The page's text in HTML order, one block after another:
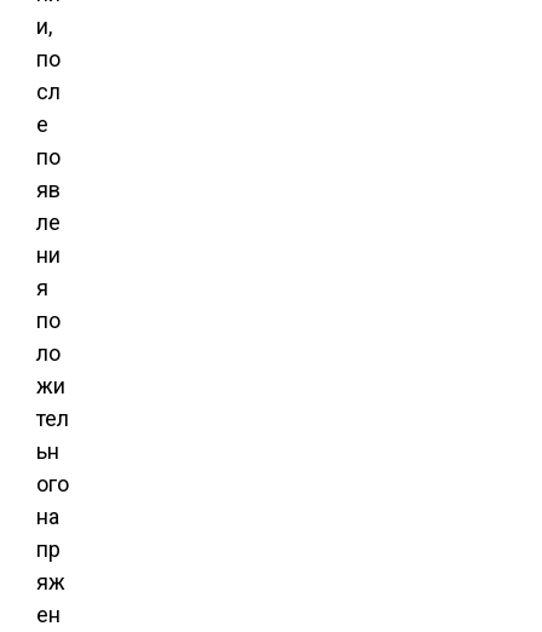
и,
по
сл
е
по
яв
ле
ни
я
по
ло
жи
тел
ьн
ого
на
пр
яж
ен